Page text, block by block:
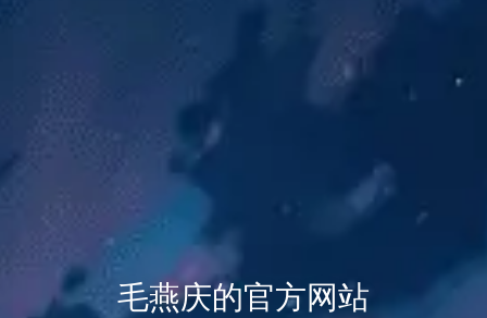
毛燕庆的官方网站